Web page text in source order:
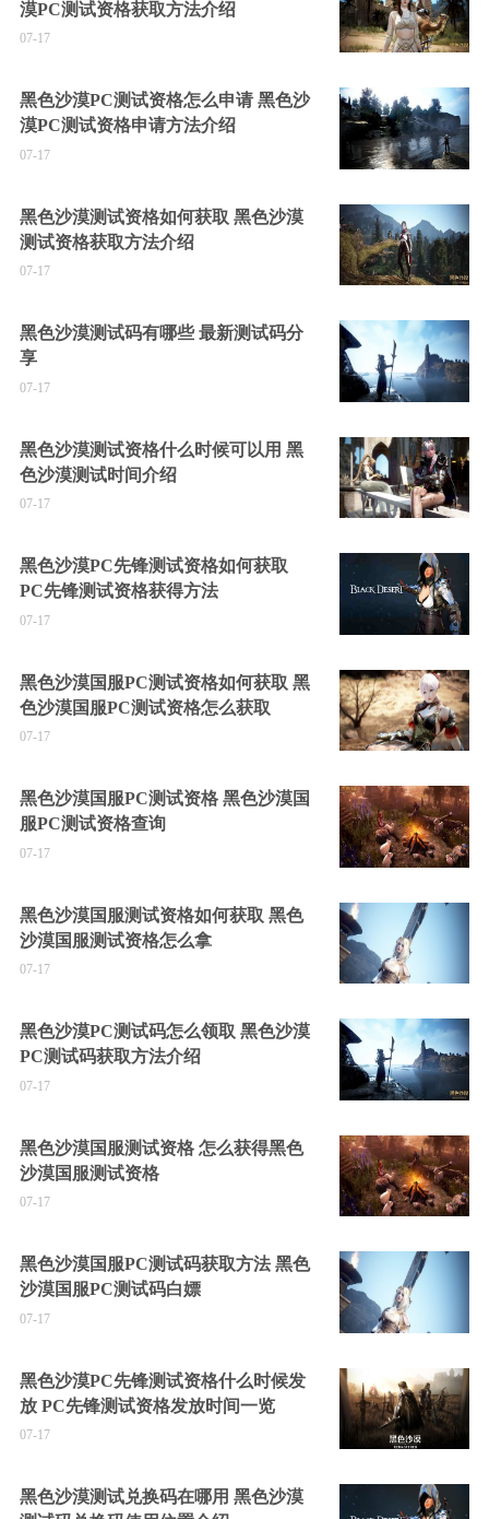
漠PC测试资格获取方法介绍
07-17
黑色沙漠PC测试资格怎么申请 黑色沙
漠PC测试资格申请方法介绍
07-17
黑色沙漠测试资格如何获取 黑色沙漠
测试资格获取方法介绍
07-17
黑色沙漠测试码有哪些 最新测试码分
享
07-17
黑色沙漠测试资格什么时候可以用 黑
色沙漠测试时间介绍
07-17
黑色沙漠PC先锋测试资格如何获取
PC先锋测试资格获得方法
07-17
黑色沙漠国服PC测试资格如何获取 黑
色沙漠国服PC测试资格怎么获取
07-17
黑色沙漠国服PC测试资格 黑色沙漠国
服PC测试资格查询
07-17
黑色沙漠国服测试资格如何获取 黑色
沙漠国服测试资格怎么拿
07-17
黑色沙漠PC测试码怎么领取 黑色沙漠
PC测试码获取方法介绍
07-17
黑色沙漠国服测试资格 怎么获得黑色
沙漠国服测试资格
07-17
黑色沙漠国服PC测试码获取方法 黑色
沙漠国服PC测试码白嫖
07-17
黑色沙漠PC先锋测试资格什么时候发
放 PC先锋测试资格发放时间一览
07-17
黑色沙漠测试兑换码在哪用 黑色沙漠